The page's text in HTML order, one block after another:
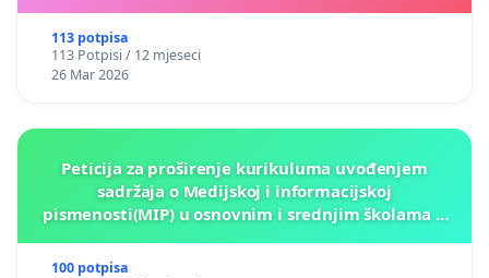
113 potpisa
113 Potpisi / 12 mjeseci
26 Mar 2026
Peticija za proširenje kurikuluma uvođenjem
sadržaja o Medijskoj i informacijskoj
pismenosti(MIP) u osnovnim i srednjim školama u
100 potpisa